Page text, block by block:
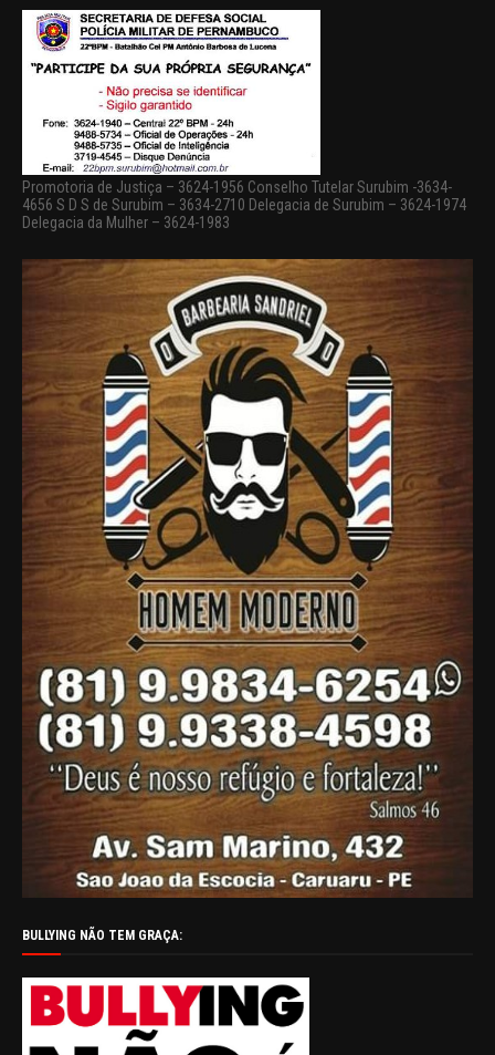
Promotoria de Justiça – 3624-1956 Conselho Tutelar Surubim -3634-
4656 S D S de Surubim – 3634-2710 Delegacia de Surubim – 3624-1974
Delegacia da Mulher – 3624-1983
BULLYING NÃO TEM GRAÇA: